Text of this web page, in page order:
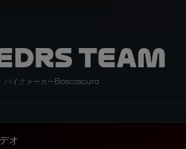
Team
バイクメーカー Boscoscuro
オ